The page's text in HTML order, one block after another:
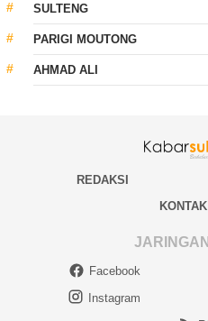
SULTENG
PARIGI MOUTONG
AHMAD ALI
REDAKSI
Facebook
Instagram